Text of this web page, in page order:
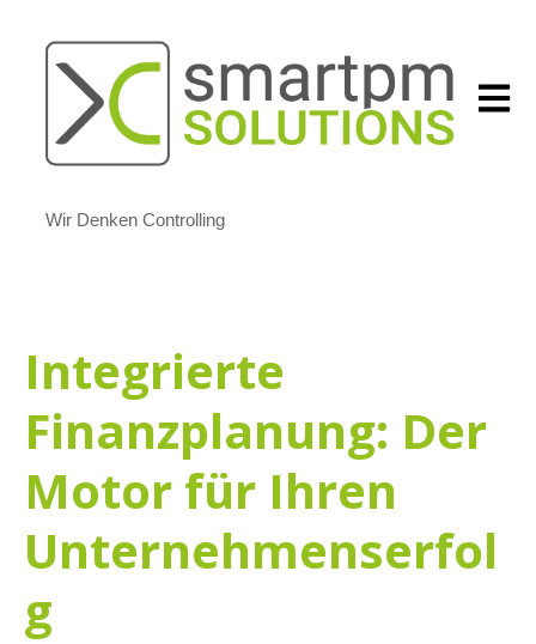
Open
Wir Denken Controlling
Integrierte
Finanzplanung: Der
Motor für Ihren
Unternehmenserfol
g